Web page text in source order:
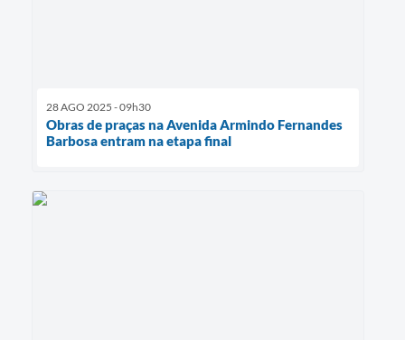
28 AGO 2025 - 09h30
Obras de praças na Avenida Armindo Fernandes
Barbosa entram na etapa final